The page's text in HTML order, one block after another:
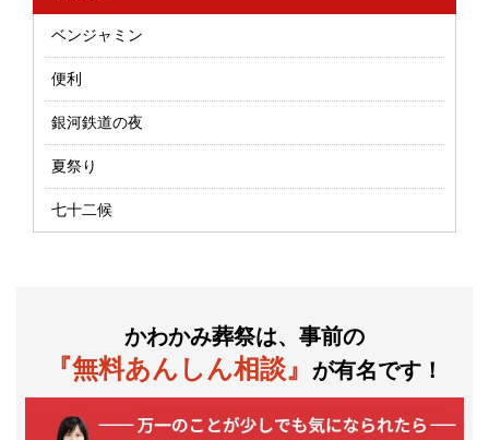
ベンジャミン
便利
銀河鉄道の夜
夏祭り
七十二候
かわかみ葬祭は、事前の
『無料あんしん相談』 が有名です！